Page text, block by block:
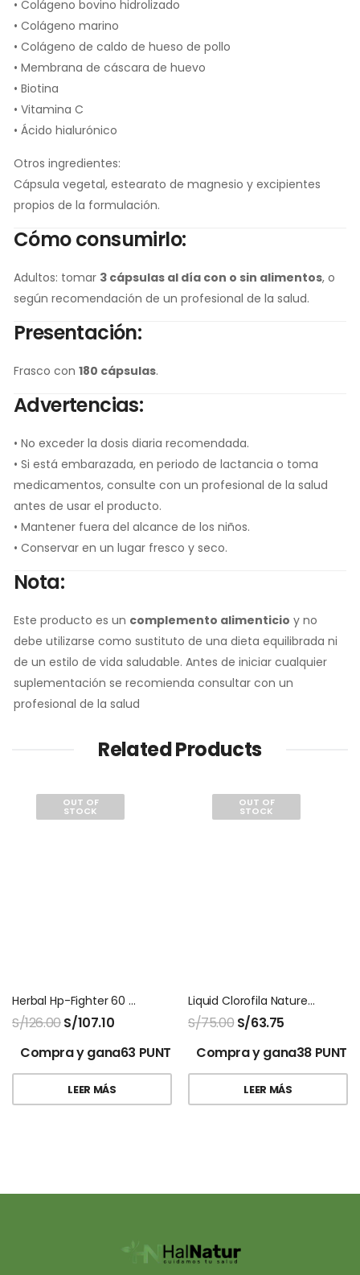
• Colágeno bovino hidrolizado
• Colágeno marino
• Colágeno de caldo de hueso de pollo
• Membrana de cáscara de huevo
• Biotina
• Vitamina C
• Ácido hialurónico
Otros ingredientes:
Cápsula vegetal, estearato de magnesio y excipientes
propios de la formulación.
Cómo consumirlo:
Adultos: tomar 3 cápsulas al día con o sin alimentos, o
según recomendación de un profesional de la salud.
Presentación:
Frasco con 180 cápsulas.
Advertencias:
• No exceder la dosis diaria recomendada.
• Si está embarazada, en periodo de lactancia o toma
medicamentos, consulte con un profesional de la salud
antes de usar el producto.
• Mantener fuera del alcance de los niños.
• Conservar en un lugar fresco y seco.
Nota:
Este producto es un complemento alimenticio y no
debe utilizarse como sustituto de una dieta equilibrada ni
de un estilo de vida saludable. Antes de iniciar cualquier
suplementación se recomienda consultar con un
profesional de la salud
Related Products
OUT OF
STOCK
Herbal Hp-Fighter 60 Capsulas Natures Sunshine
S/126.00S/107.10
Compra y gana63 PUNTOS!
LEER MÁS
OUT OF
STOCK
Liquid Clorofila Natures Sunshine
S/75.00 S/63.75
Compra y gana38
LEER MÁS